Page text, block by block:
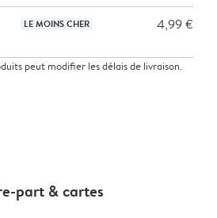
LE MOINS CHER 4,99 €
peut modifier les délais de livraison.
part & cartes